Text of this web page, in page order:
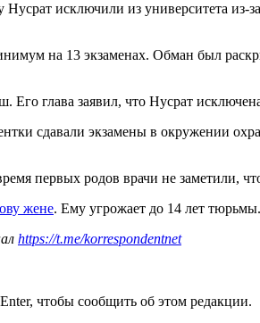
исключили из университета из-
на 13 экзаменах. Обман был
Его глава заявил, что Нусрат
сдавали экзамены в окружении
первых родов врачи не заметили,
жене. Ему угрожает до 14 лет тюрьмы.
https://t.me/korrespondentnet
чтобы сообщить об этом редакции.